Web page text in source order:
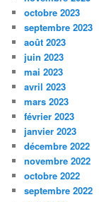
octobre 2023
septembre 2023
août 2023
juin 2023
mai 2023
avril 2023
mars 2023
février 2023
janvier 2023
décembre 2022
novembre 2022
octobre 2022
septembre 2022